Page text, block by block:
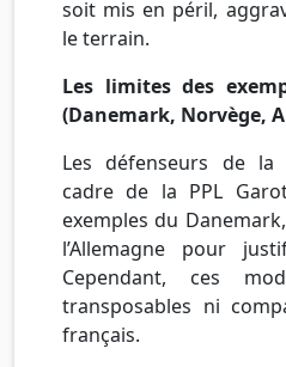
soit mis en péril,
le terrain.
Les limites des
(Danemark, Norvège,
Les défenseurs de
cadre de la PPL
exemples du
l’Allemagne pour
Cependant, ces
transposables ni
français.